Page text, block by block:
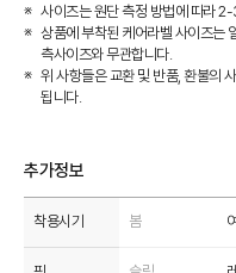
사이즈는 원단 측정 방법에 따라
상품에 부착된 케어라벨 사이즈는
측사이즈와 무관합니다.
위 사항들은 교환 및 반품, 환불의
됩니다.
추가정보
착용시기 봄